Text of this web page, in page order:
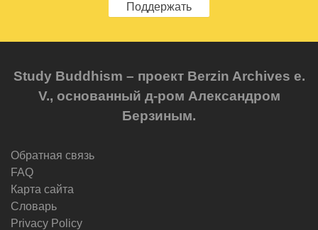
Поддержать
Study Buddhism – проект Berzin Archives e.
V., основанный д-ром Александром
Берзиным.
Обратная связь
FAQ
Карта сайта
Словарь
Privacy Policy